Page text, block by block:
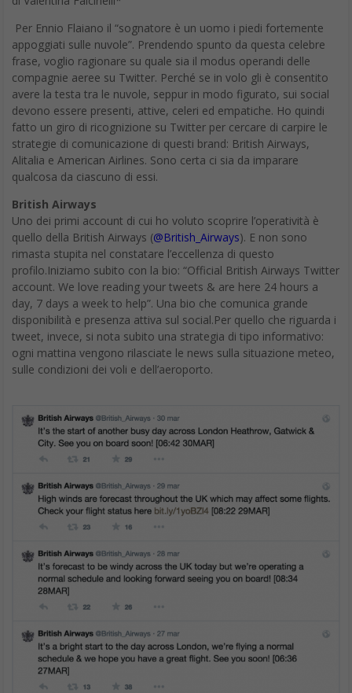
Per Ennio Flaiano il “sognatore è un uomo i piedi fortemente
appoggiati sulle nuvole”. Prendendo spunto da questa celebre
frase, voglio ragionare su quale sia il modus operandi delle
compagnie aeree su Twitter. Perché se in volo gli è consentito
avere la testa tra le nuvole, seppur in modo figurato, sui social
devono essere presenti, attive, celeri ed empatiche. Ho quindi
fatto un giro di ricognizione su Twitter per cercare di carpire le
strategie di comunicazione di questi brand: British Airways,
Alitalia e American Airlines. Sono certa ci sia da imparare
qualcosa da ciascuno di essi.
British Airways
Uno dei primi account di cui ho voluto scoprire l’operatività è
quello della British Airways (@British_Airways). E non sono
rimasta stupita nel constatare l’eccellenza di questo
profilo.Iniziamo subito con la bio: “Official British Airways Twitter
account. We love reading your tweets & are here 24 hours a
day, 7 days a week to help”. Una bio che comunica grande
disponibilità e presenza attiva sul social.Per quello che riguarda i
tweet, invece, si nota subito una strategia di tipo informativo:
ogni mattina vengono rilasciate le news sulla situazione meteo,
sulle condizioni dei voli e dell’aeroporto.